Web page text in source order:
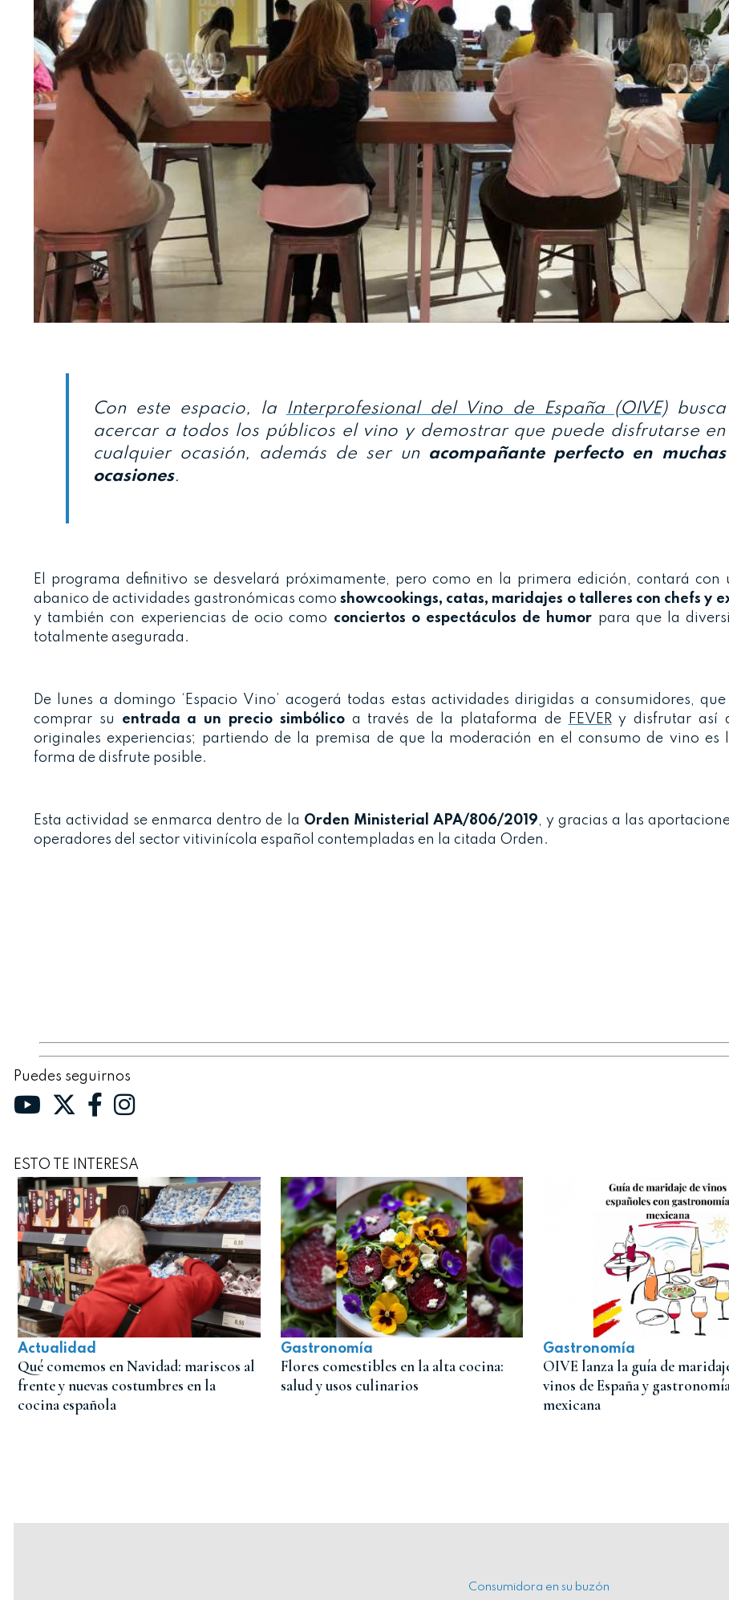
Con este espacio, la Interprofesional del Vino de España (OIVE)busca
acercar a todos los públicos el vino y demostrar que puede disfrutarse en
cualquier ocasión, además de ser unacompañante perfecto en muchas
ocasiones.
El programa definitivo se desvelará próximamente, pero como en la primera edición, contará con
abanico de actividades gastronómicas como showcookings, catas, maridajes o talleres con chefs y
y también con experiencias de ocio como conciertos o espectáculos de humor para que la
totalmente asegurada.
De lunes a domingo ‘Espacio Vino’ acogerá todas estas actividades dirigidas a consumidores,
comprar su entrada a un precio simbólicoa través de la plataforma de FEVERy disfrutar así
originales experiencias; partiendo de la premisa de que la moderación en el consumo de vino es
forma de disfrute posible.
Esta actividad se enmarca dentro de la Orden Ministerial APA/806/2019, y gracias a las
operadores del sector vitivinícola español contempladas en la citada Orden.
Puedes seguirnos
ESTO TE INTERESA
Actualidad
Qué comemos en Navidad: mariscos al
frente y nuevas costumbres en la
cocina española
Gastronomía
Flores comestibles en la alta cocina:
salud y usos culinarios
Gastronomía
OIVE lanza la guía de
vinos de España y
mexicana
Consumidora en su buzón